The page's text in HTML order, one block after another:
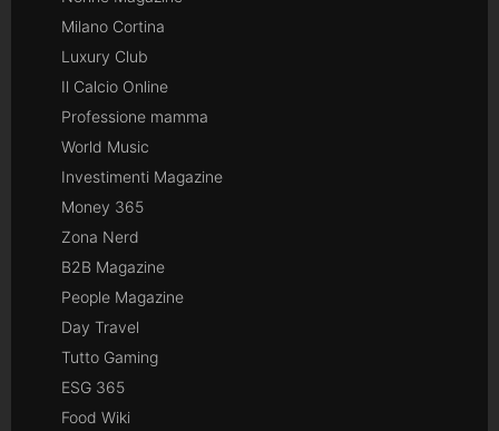
Milano Cortina
Luxury Club
Il Calcio Online
Professione mamma
World Music
Investimenti Magazine
Money 365
Zona Nerd
B2B Magazine
People Magazine
Day Travel
Tutto Gaming
ESG 365
Food Wiki